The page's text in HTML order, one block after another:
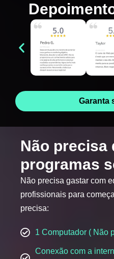
Garanta
Não precisa
programas
Não precisa gastar com
profissionais para
precisa:
1 Computador ( Não
Conexão com a